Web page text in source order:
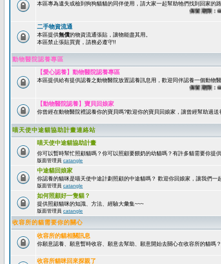
本區專為遺失或檢到狗狗貓貓的同伴使用，請大家一起幫助牠們找到回家的
保留期限：60天
二手物資流通
本區提供無償的物資流通張貼，讓物能盡其用。
本區禁止張貼買賣，請務必遵守!!
動物醫院認養專區
【愛心認養】動物醫院認養專區
本區提供給有提供認養之動物醫院放置認養訊息用，歡迎同伴認養一個動物
保留期限：60天
【動物醫院認養】寶貝回娘家
你曾經在動物醫院裡認養你的寶貝嗎?歡迎你的寶貝回娘家，讓曾經幫助過
喵天使中途貓協助計畫連絡站
喵天使中途貓協助計畫
你可以暫時幫忙照顧貓嗎？你可以照顧要餵奶的幼貓嗎？有許多貓需要你提
版面管理員 catangle
中途貓回娘家
你認養的貓咪是喵天使中途計劃照顧的中途貓嗎？ 歡迎你回娘家，讓我們一
版面管理員 catangle
如何照顧好一隻貓？
提供照顧貓咪的知識、方法、經驗大彙集~~~
版面管理員 catangle
收容所的貓需要你的關心
收容所的貓相關訊息
你願意認養、願意暫時收容、願意去幫助、願意開始去關心在收容所的貓嗎？
收容所貓咪回來探親了